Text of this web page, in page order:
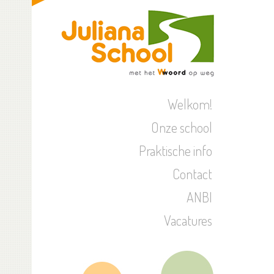
Welkom!
Onze school
Praktische info
Contact
ANBI
Vacatures